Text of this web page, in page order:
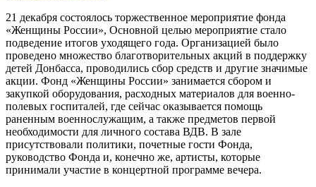
21 декабря состоялось торжественное мероприятие фонда
«Женщины России», Основной целью мероприятие стало
подведение итогов уходящего года. Организацией было
проведено множество благотворительных акций в поддержку
детей Донбасса, проводились сбор средств и другие значимые
акции. Фонд «Женщины России» занимается сбором и
закупкой оборудования, расходных материалов для военно-
полевых госпиталей, где сейчас оказывается помощь
раненным военнослужащим, а также предметов первой
необходимости для личного состава ВДВ. В зале
присутствовали политики, почетные гости Фонда,
руководство Фонда и, конечно же, артисты, которые
принимали участие в концертной программе вечера.